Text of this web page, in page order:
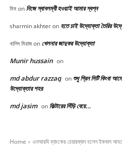
মিমon নিজে স্বাবলম্বী হওয়াই আমার স্বপ্ন
sharmin akhteron হতে চাই উদ্যোক্তা তৈরির
খালিদ মিরাজon খেলনার জাদুকর উদ্যোক্তা
Munir hussain on
md abdur razzaq on শুধু গ্রিন সিটি কিংবা
উদ্যোক্তার শহর
md jasim on ফিল্টারের সিঁড়ি বেয়ে…